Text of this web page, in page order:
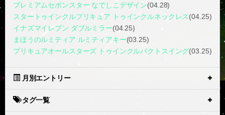
プレミアムセボンスター なでしこデザイン(04.28)
スタートゥインクルプリキュア トゥインクルネックレス(04.25)
イナズマイレブン ダブルミラー(04.25)
まほうのルミティア ルミティアキー(03.25)
プリキュアオールスターズ トゥインクルパクトスイング(03.25)
月別エントリー
タグ一覧